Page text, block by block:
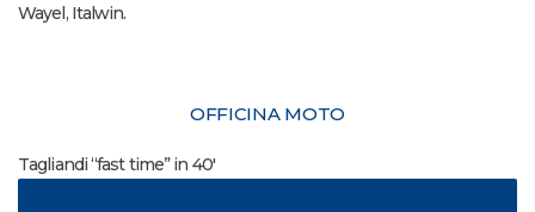
Wayel, Italwin.
OFFICINA MOTO
Tagliandi “fast time” in 40′